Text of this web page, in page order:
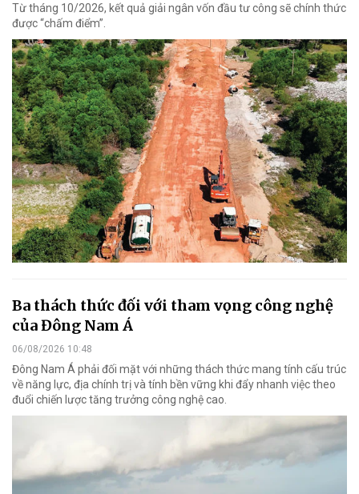
Từ tháng 10/2026, kết quả giải ngân vốn đầu tư công sẽ chính thức
được “chấm điểm”.
Ba thách thức đối với tham vọng công nghệ
của Đông Nam Á
06/08/2026 10:48
Đông Nam Á phải đối mặt với những thách thức mang tính cấu trúc
về năng lực, địa chính trị và tính bền vững khi đẩy nhanh việc theo
đuổi chiến lược tăng trưởng công nghệ cao.